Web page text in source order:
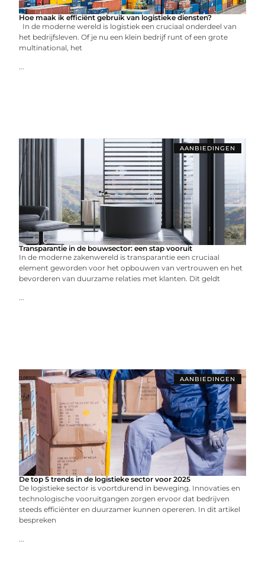
Hoe maak ik efficiënt gebruik van logistieke diensten?
In de moderne wereld is logistiek een cruciaal onderdeel van
het bedrijfsleven. Of je nu een klein bedrijf runt of een grote
multinational, het
...
AANBIEDINGEN
Transparantie in de bouwsector: een stap vooruit
In de moderne zakenwereld is transparantie een cruciaal
element geworden voor het opbouwen van vertrouwen en het
bevorderen van duurzame relaties met klanten. Dit geldt
...
AANBIEDINGEN
De top 5 trends in de logistieke sector voor 2025
De logistieke sector is voortdurend in beweging. Innovaties en
technologische vooruitgangen zorgen ervoor dat bedrijven
steeds efficiënter en duurzamer kunnen opereren. In dit artikel
bespreken
...